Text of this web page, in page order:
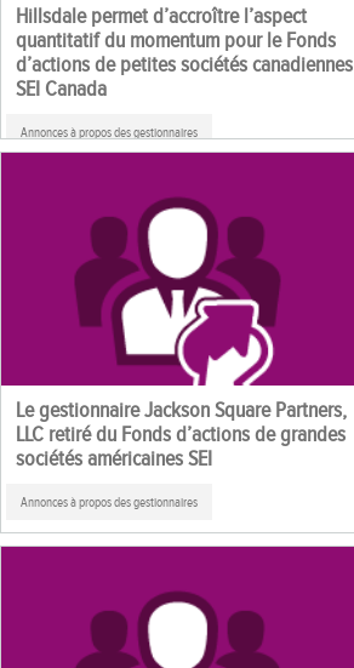
Hillsdale permet d’accroître l’aspect
quantitatif du momentum pour le Fonds
d’actions de petites sociétés canadiennes
SEI Canada
Annonces à propos des gestionnaires
Le gestionnaire Jackson Square Partners,
LLC retiré du Fonds d’actions de grandes
sociétés américaines SEI
Annonces à propos des gestionnaires